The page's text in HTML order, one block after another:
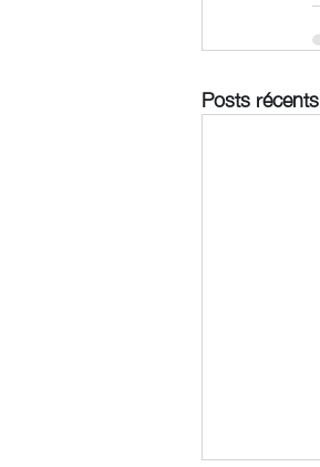
Posts récents